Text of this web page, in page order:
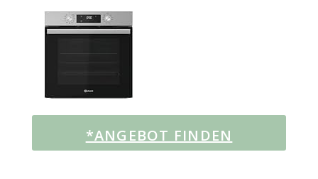
*ANGEBOT FINDEN